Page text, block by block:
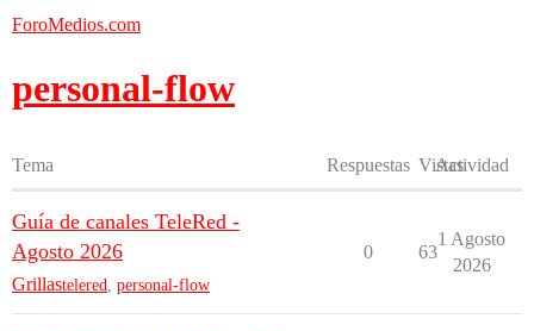
ForoMedios.com
personal-flow
Tema Respuestas Vistas
Actividad
Guía de canales TeleRed -
Agosto 2026
Grillastelered personal-flow
0 63
1 Agosto
2026